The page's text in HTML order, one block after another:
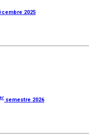
2025
semestre 2026